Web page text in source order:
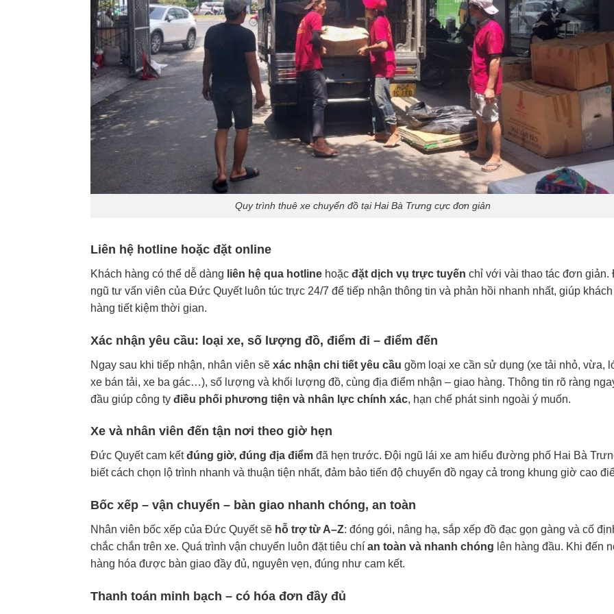
Quy trình thuê xe chuyển đồ tại Hai Bà Trưng cực đơn giản
Liên hệ hotline hoặc đặt online
Khách hàng có thể dễ dàng liên hệ qua hotline hoặc đặt dịch vụ trực tuyến chỉ với vài thao tác đơn giản.
ngũ tư vấn viên của Đức Quyết luôn túc trực 24/7 để tiếp nhận thông tin và phản hồi nhanh nhất, giúp khách
hàng tiết kiệm thời gian.
Xác nhận yêu cầu: loại xe, số lượng đồ, điểm đi – điểm đến
Ngay sau khi tiếp nhận, nhân viên sẽ xác nhận chi tiết yêu cầu gồm loại xe cần sử dụng (xe tải nhỏ, vừa,
xe bán tải, xe ba gác…), số lượng và khối lượng đồ, cùng địa điểm nhận – giao hàng. Thông tin rõ ràng
đầu giúp công ty điều phối phương tiện và nhân lực chính xác, hạn chế phát sinh ngoài ý muốn.
Xe và nhân viên đến tận nơi theo giờ hẹn
Đức Quyết cam kếtđúng giờ, đúng địa điểm đã hẹn trước. Đội ngũ lái xe am hiểu đường phố Hai Bà
biết cách chọn lộ trình nhanh và thuận tiện nhất, đảm bảo tiến độ chuyển đồ ngay cả trong khung giờ cao
Bốc xếp – vận chuyển – bàn giao nhanh chóng, an toàn
Nhân viên bốc xếp của Đức Quyết sẽ hỗ trợ từ A–Z: đóng gói, nâng hạ, sắp xếp đồ đạc gọn gàng và cố
chắc chắn trên xe. Quá trình vận chuyển luôn đặt tiêu chí an toàn và nhanh chóng lên hàng đầu. Khi đến
hàng hóa được bàn giao đầy đủ, nguyên vẹn, đúng như cam kết.
Thanh toán minh bạch – có hóa đơn đầy đủ